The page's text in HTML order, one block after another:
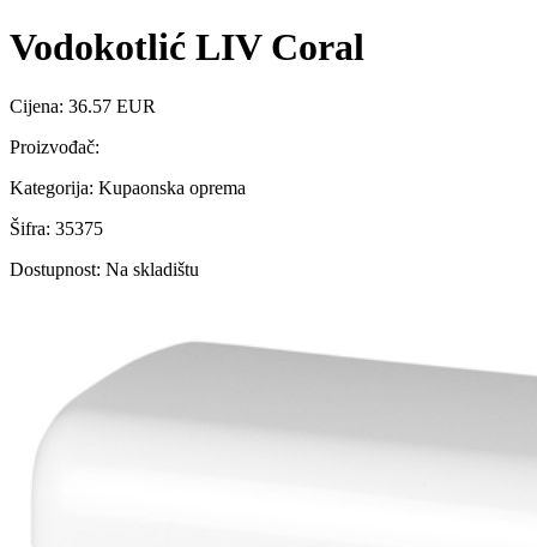
Vodokotlić LIV Coral
Cijena: 36.57 EUR
Proizvođač:
Kategorija: Kupaonska oprema
Šifra: 35375
Dostupnost: Na skladištu